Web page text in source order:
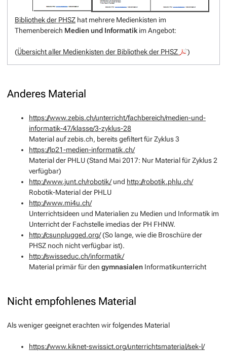
Bibliothek der PHSZ hat mehrere Medienkisten im
Themenbereich Medien und Informatik im Angebot:
(Übersicht aller Medienkisten der Bibliothek der PHSZ )
Anderes Material
https://www.zebis.ch/unterricht/fachbereich/medien-und-
informatik-47/klasse/3-zyklus-28
Material auf zebis.ch, bereits gefiltert für Zyklus 3
https://lp21-medien-informatik.ch/
Material der PHLU (Stand Mai 2017: Nur Material für Zyklus 2
verfügbar)
http://www.junt.ch/robotik/und http://robotik.phlu.ch/
Robotik-Material der PHLU
http://www.mi4u.ch/
Unterrichtsideen und Materialien zu Medien und Informatik im
Unterricht der Fachstelle imedias der PH FHNW.
http://csunplugged.org/(So lange, wie die Broschüre der
PHSZ noch nicht verfügbar ist).
http://swisseduc.ch/informatik/
Material primär für dengymnasialen Informatikunterricht
Nicht empfohlenes Material
Als weniger geeignet erachten wir folgendes Material
https://www.kiknet-swissict.org/unterrichtsmaterial/sek-l/